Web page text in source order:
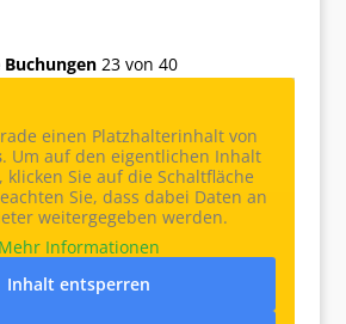
23 von 40
einen Platzhalterinhalt von
. Um auf den eigentlichen Inhalt
klicken Sie auf die Schaltfläche
Sie, dass dabei Daten an
weitergegeben werden.
Mehr Informationen
Inhalt entsperren